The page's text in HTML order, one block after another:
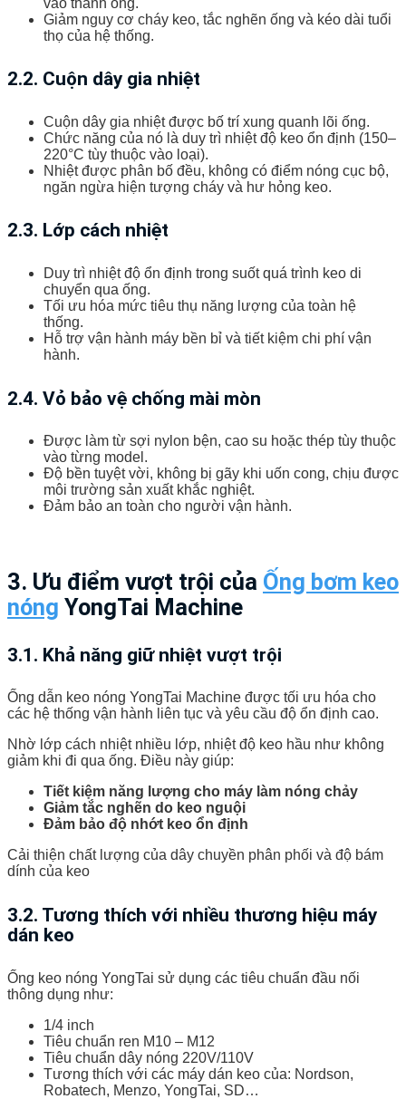
Giảm nguy cơ cháy keo, tắc nghẽn ống và kéo dài tuổi
thọ của hệ thống.
2.2. Cuộn dây gia nhiệt
Cuộn dây gia nhiệt được bố trí xung quanh lõi ống.
Chức năng của nó là duy trì nhiệt độ keo ổn định (150–
220°C tùy thuộc vào loại).
Nhiệt được phân bố đều, không có điểm nóng cục bộ,
ngăn ngừa hiện tượng cháy và hư hỏng keo.
2.3. Lớp cách nhiệt
Duy trì nhiệt độ ổn định trong suốt quá trình keo di
chuyển qua ống.
Tối ưu hóa mức tiêu thụ năng lượng của toàn hệ
thống.
Hỗ trợ vận hành máy bền bỉ và tiết kiệm chi phí vận
hành.
2.4. Vỏ bảo vệ chống mài mòn
Được làm từ sợi nylon bện, cao su hoặc thép tùy thuộc
vào từng model.
Độ bền tuyệt vời, không bị gãy khi uốn cong, chịu được
môi trường sản xuất khắc nghiệt.
Đảm bảo an toàn cho người vận hành.
3. Ưu điểm vượt trội của Ống bơm keo
nóng YongTai Machine
3.1. Khả năng giữ nhiệt vượt trội
Ống dẫn keo nóng YongTai Machine được tối ưu hóa cho
các hệ thống vận hành liên tục và yêu cầu độ ổn định cao.
Nhờ lớp cách nhiệt nhiều lớp, nhiệt độ keo hầu như không
giảm khi đi qua ống. Điều này giúp:
Tiết kiệm năng lượng cho máy làm nóng chảy
Giảm tắc nghẽn do keo nguội
Đảm bảo độ nhớt keo ổn định
Cải thiện chất lượng của dây chuyền phân phối và độ bám
dính của keo
3.2. Tương thích với nhiều thương hiệu máy
dán keo
Ống keo nóng YongTai sử dụng các tiêu chuẩn đầu nối
thông dụng như:
1/4 inch
Tiêu chuẩn ren M10 – M12
Tiêu chuẩn dây nóng 220V/110V
Tương thích với các máy dán keo của: Nordson,
Robatech, Menzo, YongTai, SD…